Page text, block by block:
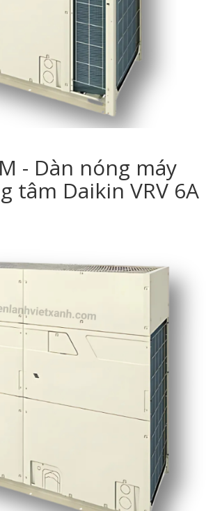
- Dàn nóng máy
tâm Daikin VRV 6A